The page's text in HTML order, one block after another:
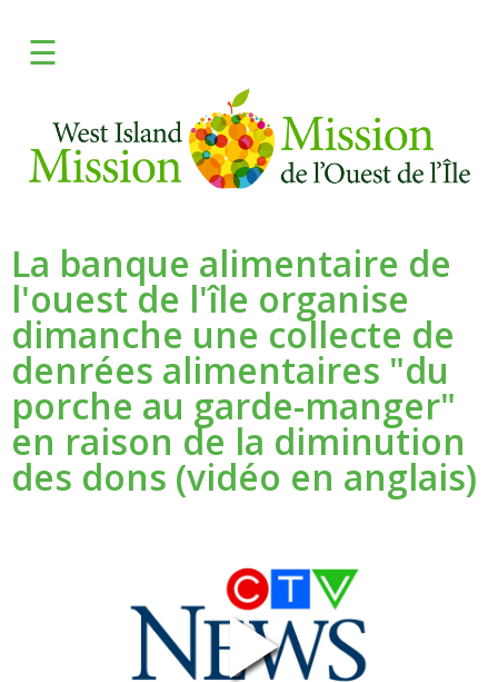
☰FRANCAIS
DONATE
Learn
Programs
Fresh
Media
Need Help?
La banque alimentaire de
l'ouest de l'île organise
dimanche une collecte de
denrées alimentaires "du
porche au garde-manger"
en raison de la diminution
des dons (vidéo en anglais)